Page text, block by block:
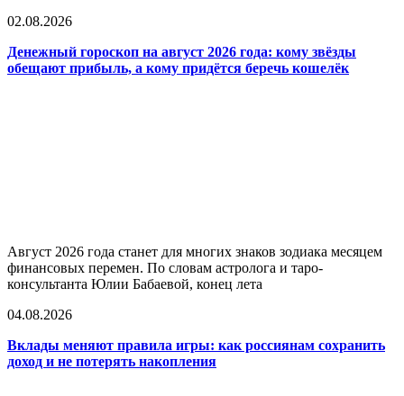
02.08.2026
Денежный гороскоп на август 2026 года: кому звёзды
обещают прибыль, а кому придётся беречь кошелёк
Август 2026 года станет для многих знаков зодиака месяцем
финансовых перемен. По словам астролога и таро-
консультанта Юлии Бабаевой, конец лета
04.08.2026
Вклады меняют правила игры: как россиянам сохранить
доход и не потерять накопления